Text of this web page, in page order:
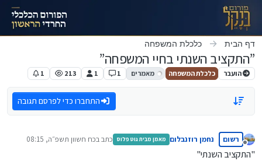
דילוג לתוכן
דף הבית כלכלת המשפחה
”התקציב השנתי בחיי המשפחה”
הועבר כלכלת המשפחה מאמרים 1
1
213
1
התחברו כדי לפרסם תגובה
מנותק
רשום נחמן רוזנבלום מאמן מבית גוט פלוס כתב בכח חשוון תשפ״ה, 08:15
נערך לאחרונה על ידי
"התקציב השנתי"